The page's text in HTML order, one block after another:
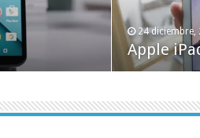
24 diciembre,
Apple